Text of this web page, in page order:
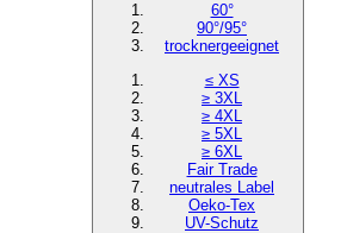
60°
90°/95°
trocknergeeignet
≤ XS
≥ 3XL
≥ 4XL
≥ 5XL
≥ 6XL
Fair Trade
neutrales Label
Oeko-Tex
UV-Schutz